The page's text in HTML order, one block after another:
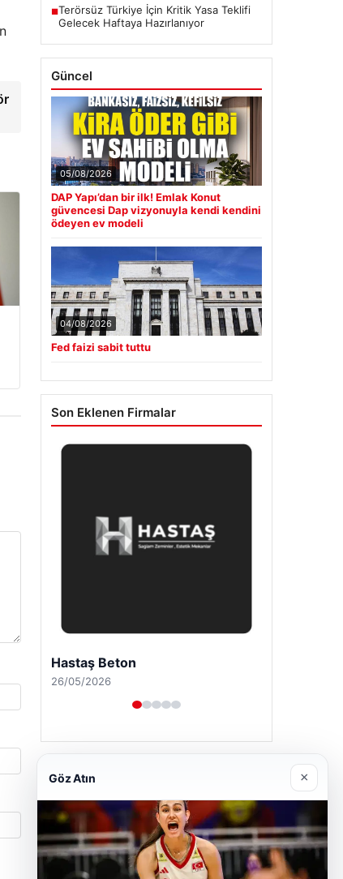
■Terörsüz Türkiye İçin Kritik Yasa Teklifi
Gelecek Haftaya Hazırlanıyor
Güncel
05/08/2026
DAP Yapı’dan bir ilk! Emlak Konut
güvencesi Dap vizyonuyla kendi kendini
ödeyen ev modeli
04/08/2026
Fed faizi sabit tuttu
Son Eklenen Firmalar
Enes Kaplan Avukatlık Bürosu
28/04/2026
Göz Atın ×